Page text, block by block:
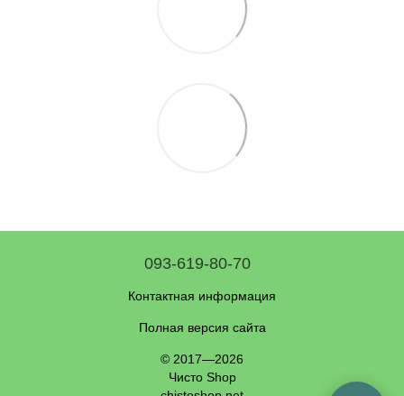
093-619-80-70
Контактная информация
Полная версия сайта
© 2017—2026
Чисто Shop